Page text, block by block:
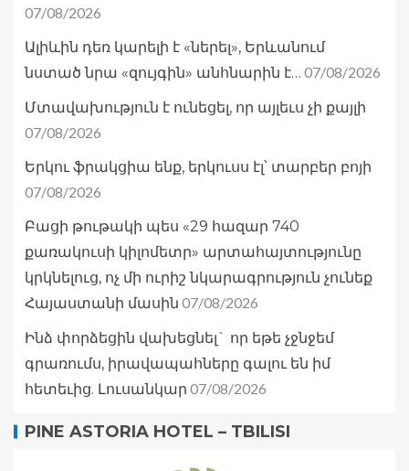
07/08/2026
Ալիևին դեռ կարելի է «ներել», Երևանում
նստած նրա «զույգին» անհնարին է… 07/08/2026
Մտավախություն է ունեցել, որ այլեւս չի քայլի
07/08/2026
Երկու ֆրակցիա ենք, երկուսս էլ՝ տարբեր բոյի
07/08/2026
Բացի թութակի պես «29 հազար 740
քառակուսի կիլոմետր» արտահայտությունը
կրկնելուց, ոչ մի ուրիշ նկարագրություն չունեք
Հայաստանի մասին 07/08/2026
Ինձ փորձեցին վախեցնել` որ եթե չջնջեմ
գրառումս, իրավապահները գալու են իմ
հետեւից. Լուսանկար 07/08/2026
PINE ASTORIA HOTEL – TBILISI